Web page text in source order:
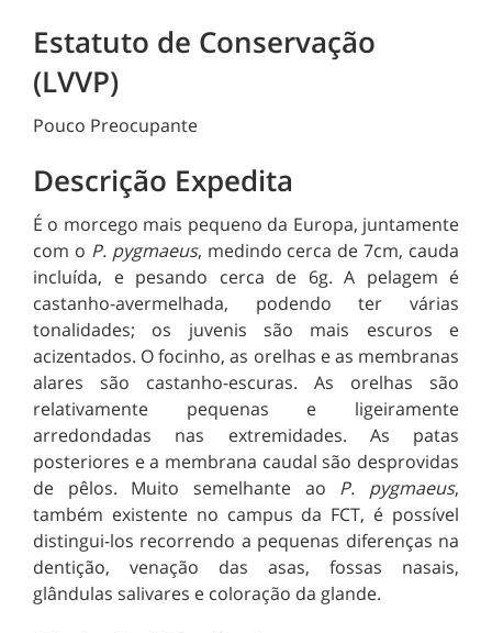
Estatuto de Conservação
(LVVP)
Pouco Preocupante
Descrição Expedita
É o morcego mais pequeno da Europa, juntamente
com o P. pygmaeus, medindo cerca de 7cm, cauda
incluída, e pesando cerca de 6g. A pelagem é
castanho-avermelhada, podendo ter várias
tonalidades; os juvenis são mais escuros e
acizentados. O focinho, as orelhas e as membranas
alares são castanho-escuras. As orelhas são
relativamente pequenas e ligeiramente
arredondadas nas extremidades. As patas
posteriores e a membrana caudal são desprovidas
de pêlos. Muito semelhante ao P. pygmaeus,
também existente no campus da FCT, é possível
distingui-los recorrendo a pequenas diferenças na
dentição, venação das asas, fossas nasais,
glândulas salivares e coloração da glande.